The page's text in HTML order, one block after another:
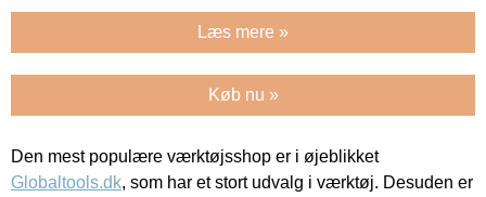
Læs mere »
Køb nu »
Den mest populære værktøjsshop er i øjeblikket
Globaltools.dk, som har et stort udvalg i værktøj. Desuden er